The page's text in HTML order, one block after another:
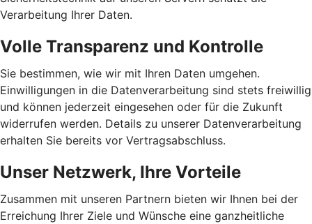
Verarbeitung Ihrer Daten.
Volle Transparenz und Kontrolle
Sie bestimmen, wie wir mit Ihren Daten umgehen.
Einwilligungen in die Datenverarbeitung sind stets freiwillig
und können jederzeit eingesehen oder für die Zukunft
widerrufen werden. Details zu unserer Datenverarbeitung
erhalten Sie bereits vor Vertragsabschluss.
Unser Netzwerk, Ihre Vorteile
Zusammen mit unseren Partnern bieten wir Ihnen bei der
Erreichung Ihrer Ziele und Wünsche eine ganzheitliche